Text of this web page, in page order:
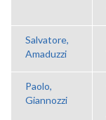
Salvatore,
Amaduzzi
Paolo,
Giannozzi